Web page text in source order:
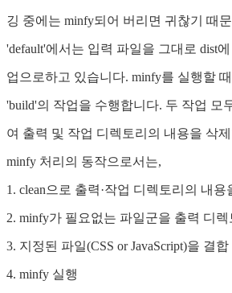
깅 중에는 minfy되어 버리면 귀찮기 때문
'default'에서는 입력 파일을 그대로 dist
업으로하고 있습니다. minfy를 실행할 때
'build'의 작업을 수행합니다. 두 작업 모
여 출력 및 작업 디렉토리의 내용을 삭
minfy 처리의 동작으로서는,
1. clean으로 출력·작업 디렉토리의 내용
2. minfy가 필요없는 파일군을 출력 디
3. 지정된 파일(CSS or JavaScript)을 결합
4. minfy 실행